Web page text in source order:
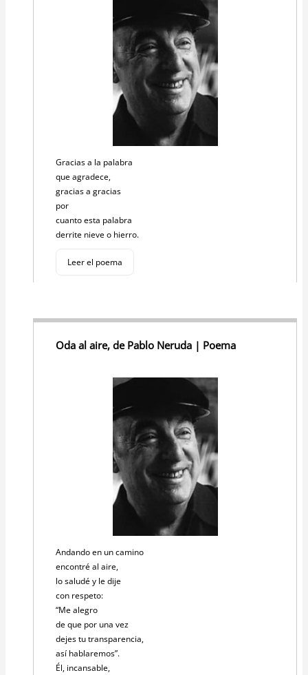
Gracias a la palabra
que agradece,
gracias a gracias
por
cuanto esta palabra
derrite nieve o hierro.
Leer el poema
Oda al aire, de Pablo Neruda | Poema
Andando en un camino
encontré al aire,
lo saludé y le dije
con respeto:
“Me alegro
de que por una vez
dejes tu transparencia,
así hablaremos”.
Él, incansable,